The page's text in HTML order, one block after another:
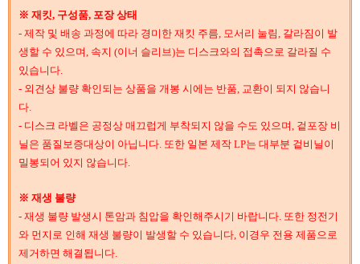
※ 재킷, 구성품, 포장 상태
- 제작 및 배송 과정에 따라 경미한 재킷 주름, 모서리 눌림, 갈라짐이 발
생할 수 있으며, 속지 (이너 슬리브)는 디스크와의 접촉으로 갈라질 수
있습니다.
- 외견상 불량 확인되는 상품을 개봉 시에는 반품, 교환이 되지 않습니
다.
- 디스크 라벨은 공정상 매끄럽게 부착되지 않을 수도 있으며, 겉포장 비
닐은 품질보증대상이 아닙니다. 또한 일본 제작 LP는 대부분 겉비닐이
밀봉되어 있지 않습니다.
※ 재생 불량
- 재생 불량 발생시 톤암과 침압을 확인해주시기 바랍니다. 또한 정전기
와 먼지로 인해 재생 불량이 발생할 수 있습니다, 이경우 전용 제품으로
제거하면 해결됩니다.